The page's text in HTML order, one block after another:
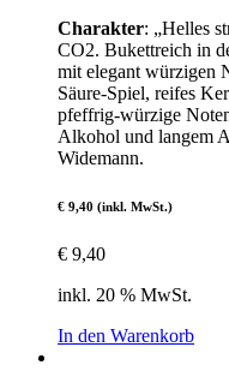
Charakter: „Helles
CO2. Bukettreich in
mit elegant würzigen
Säure-Spiel, reifes
pfeffrig-würzige
Alkohol und langem
Widemann.
€ 9,40 (inkl. MwSt.)
€ 9,40
inkl. 20 % MwSt.
In den Warenkorb